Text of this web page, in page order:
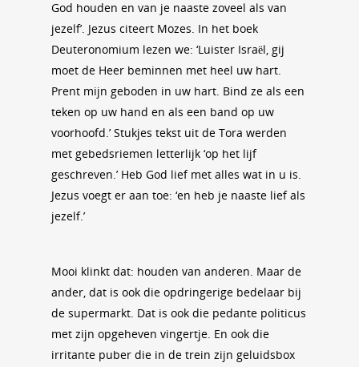
God houden en van je naaste zoveel als van
jezelf’. Jezus citeert Mozes. In het boek
Deuteronomium lezen we: ‘Luister Israël, gij
moet de Heer beminnen met heel uw hart.
Prent mijn geboden in uw hart. Bind ze als een
teken op uw hand en als een band op uw
voorhoofd.’ Stukjes tekst uit de Tora werden
met gebedsriemen letterlijk ‘op het lijf
geschreven.’ Heb God lief met alles wat in u is.
Jezus voegt er aan toe: ‘en heb je naaste lief als
jezelf.’
Mooi klinkt dat: houden van anderen. Maar de
ander, dat is ook die opdringerige bedelaar bij
de supermarkt. Dat is ook die pedante politicus
met zijn opgeheven vingertje. En ook die
irritante puber die in de trein zijn geluidsbox